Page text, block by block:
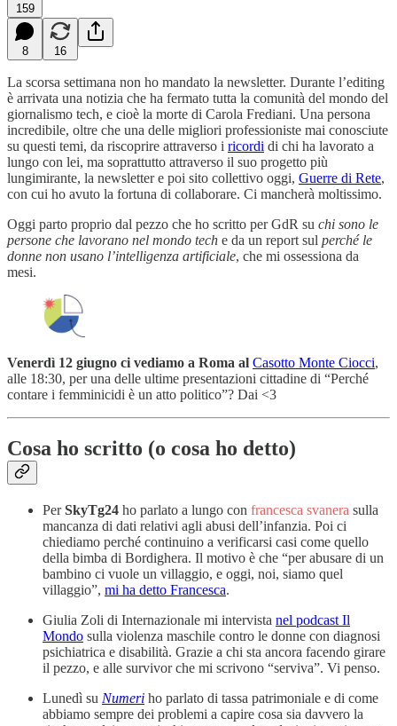
159
8 16
La scorsa settimana non ho mandato la newsletter. Durante l’editing
è arrivata una notizia che ha fermato tutta la comunità del mondo del
giornalismo tech, e cioè la morte di Carola Frediani. Una persona
incredibile, oltre che una delle migliori professioniste mai conosciute
su questi temi, da riscoprire attraverso i ricordi di chi ha lavorato a
lungo con lei, ma soprattutto attraverso il suo progetto più
lungimirante, la newsletter e poi sito collettivo oggi, Guerre di Rete,
con cui ho avuto la fortuna di collaborare. Ci mancherà moltissimo.
Oggi parto proprio dal pezzo che ho scritto per GdR su chi sono le
persone che lavorano nel mondo tech e da un report sul perché le
donne non usano l’intelligenza artificiale, che mi ossessiona da
mesi.
Venerdì 12 giugno ci vediamo a Roma al Casotto Monte Ciocci,
alle 18:30, per una delle ultime presentazioni cittadine di “Perché
contare i femminicidi è un atto politico”? Dai <3
Cosa ho scritto (o cosa ho detto)
PerSkyTg24 ho parlato a lungo con francesca svanera sulla
mancanza di dati relativi agli abusi dell’infanzia. Poi ci
chiediamo perché continuino a verificarsi casi come quello
della bimba di Bordighera. Il motivo è che “per abusare di un
bambino ci vuole un villaggio, e oggi, noi, siamo quel
villaggio”, mi ha detto Francesca.
Giulia Zoli di Internazionale mi intervista nel podcast Il
Mondo sulla violenza maschile contro le donne con diagnosi
psichiatrica e disabilità. Grazie a chi sta ancora facendo girare
il pezzo, e alle survivor che mi scrivono “serviva”. Vi penso.
Lunedì su Numeri ho parlato di tassa patrimoniale e di come
abbiamo sempre dei problemi a capire cosa sia davvero la